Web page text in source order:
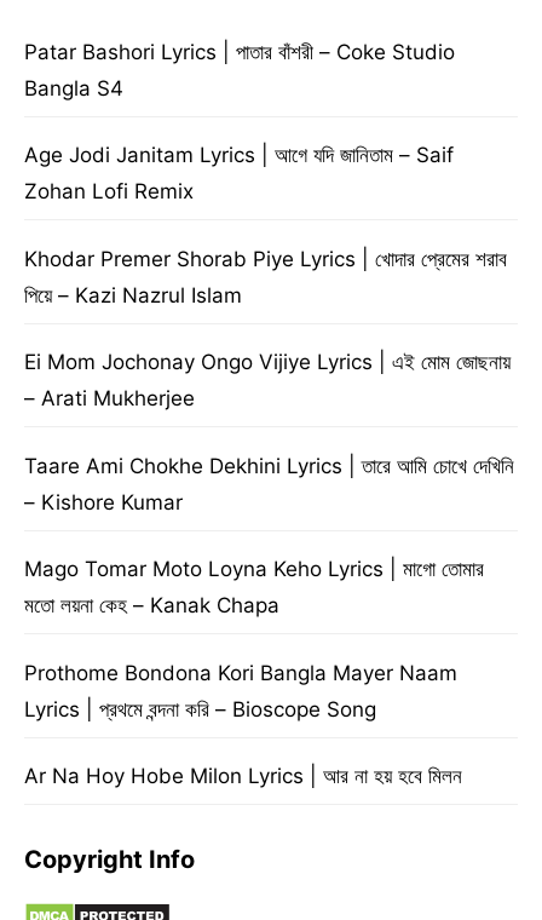
Patar Bashori Lyrics | পাতার বাঁশরী – Coke Studio
Bangla S4
Age Jodi Janitam Lyrics | আগে যদি জানিতাম – Saif
Zohan Lofi Remix
Khodar Premer Shorab Piye Lyrics | খোদার প্রেমের শরাব
পিয়ে – Kazi Nazrul Islam
Ei Mom Jochonay Ongo Vijiye Lyrics | এই মোম জোছনায়
– Arati Mukherjee
Taare Ami Chokhe Dekhini Lyrics | তারে আমি চোখে দেখিনি
– Kishore Kumar
Mago Tomar Moto Loyna Keho Lyrics | মাগো তোমার
মতো লয়না কেহ – Kanak Chapa
Prothome Bondona Kori Bangla Mayer Naam
Lyrics | প্রথমে বন্দনা করি – Bioscope Song
Ar Na Hoy Hobe Milon Lyrics | আর না হয় হবে মিলন
Copyright Info